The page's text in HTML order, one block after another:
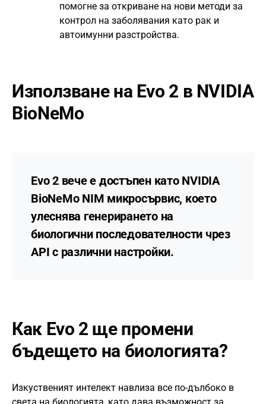
помогне за откриване на нови методи за
контрол на заболявания като рак и
автоимунни разстройства.
Използване на Evo 2 в NVIDIA
BioNeMo
Evo 2 вече е достъпен като NVIDIA
BioNeMo NIM микросървис, което
улеснява генерирането на
биологични последователности чрез
API с различни настройки.
Как Evo 2 ще промени
бъдещето на биологията?
Изкуственият интелект навлиза все по-дълбоко в